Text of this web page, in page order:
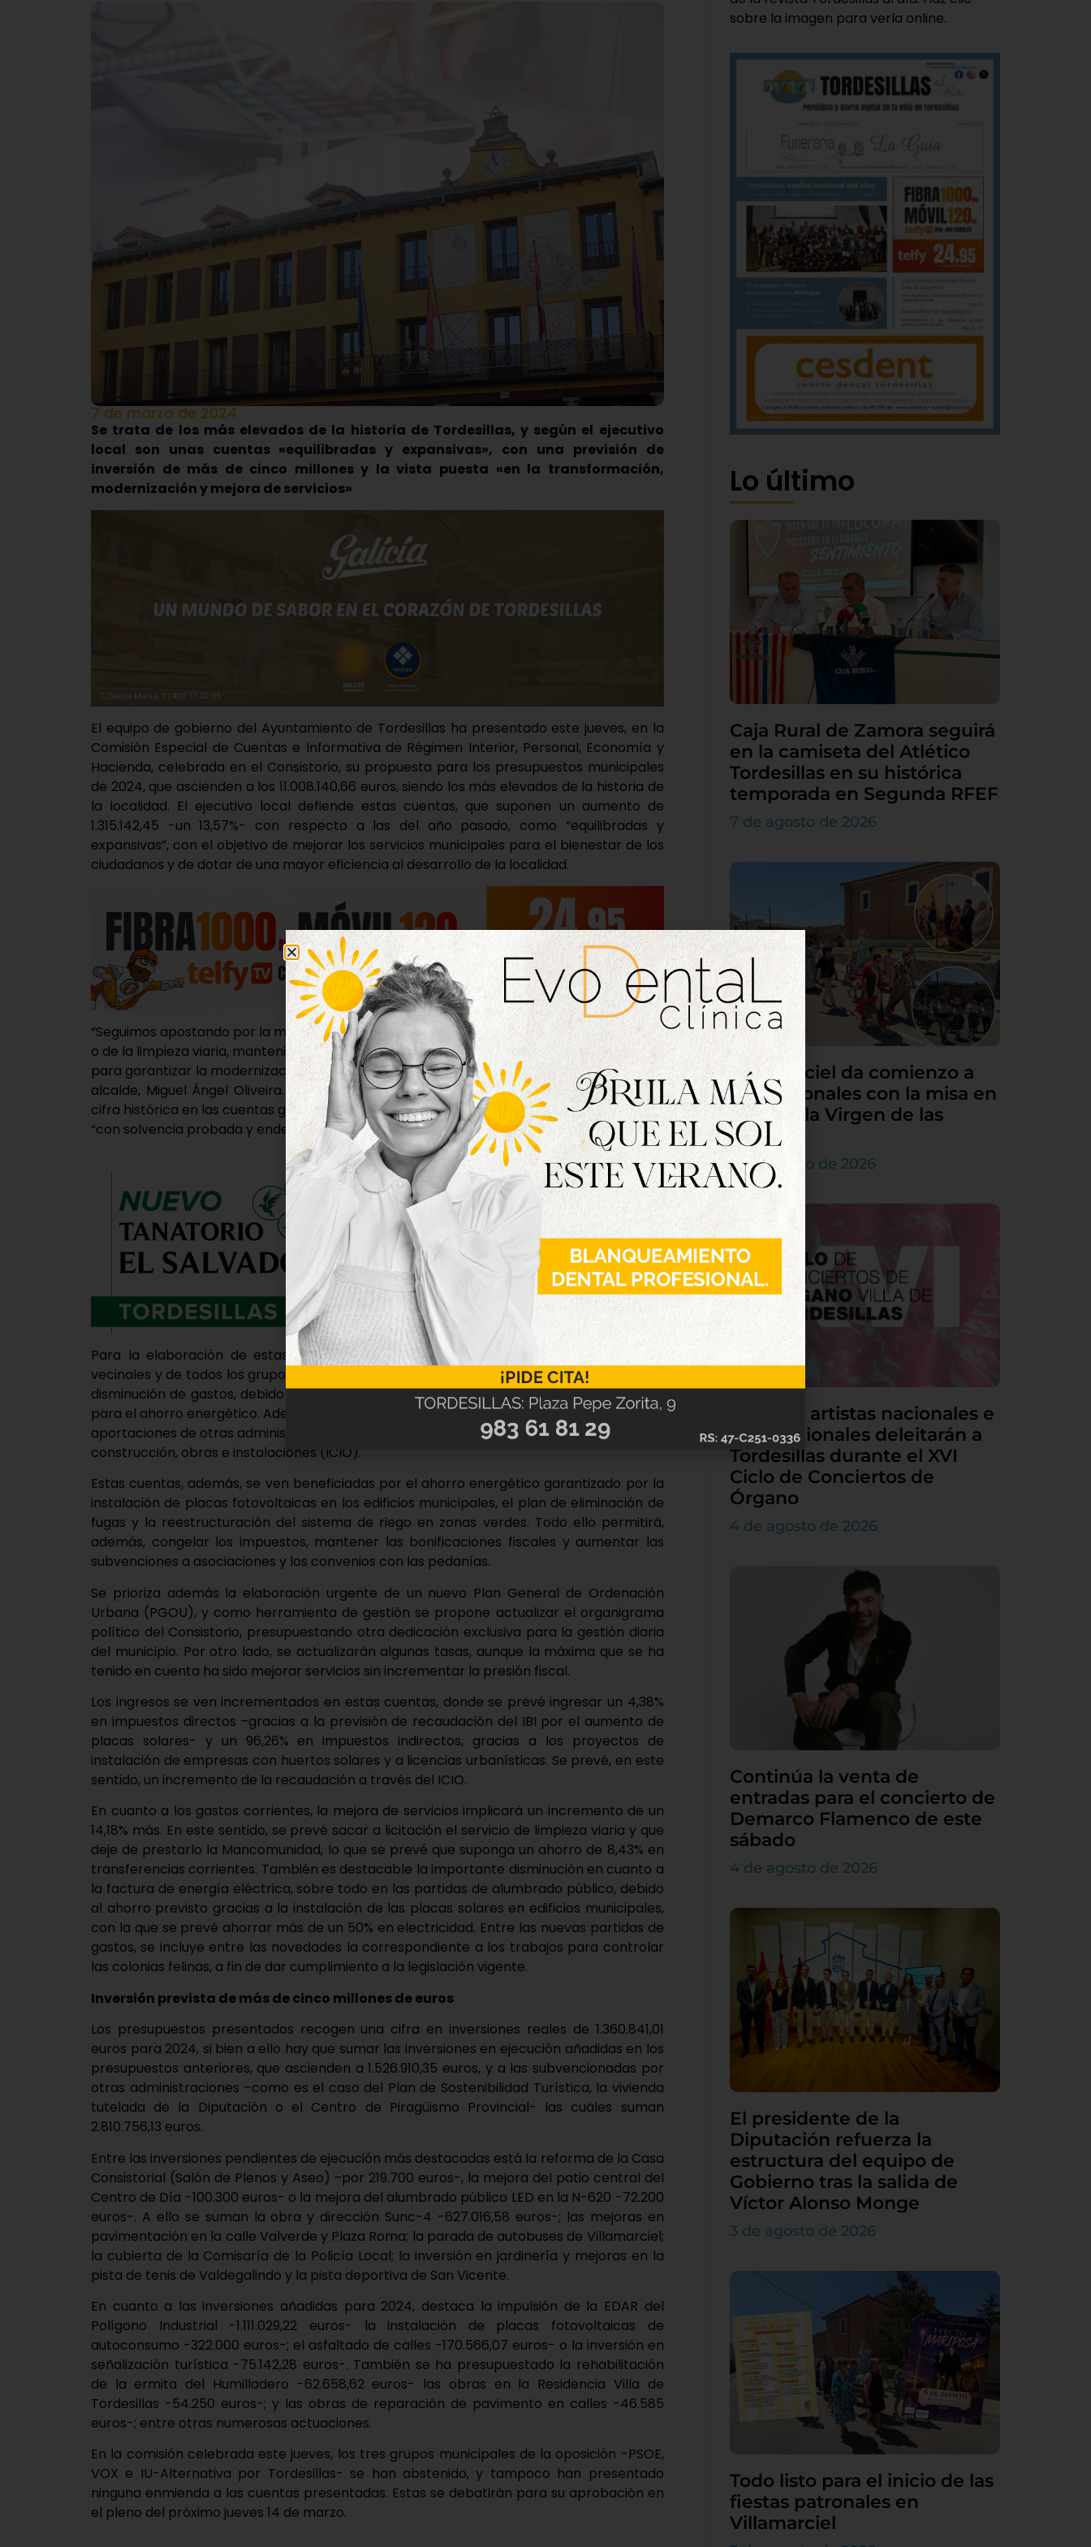
7 de marzo de 2024
Se trata de los más elevados de la historia de Tordesillas, y según el ejecutivo
local son unas cuentas «equilibradas y expansivas», con una previsión de
inversión de más de cinco millones y la vista puesta «en la transformación,
modernización y mejora de servicios»
El equipo de gobierno del Ayuntamiento de Tordesillas ha presentado este jueves, en la
Comisión Especial de Cuentas e Informativa de Régimen Interior, Personal, Economía y
Hacienda, celebrada en el Consistorio, su propuesta para los presupuestos municipales
de 2024, que ascienden a los 11.008.140,66 euros, siendo los más elevados de la historia de
la localidad. El ejecutivo local defiende estas cuentas, que suponen un aumento de
1.315.142,45 -un 13,57%- con respecto a las del año pasado, como “equilibradas y
expansivas”, con el objetivo de mejorar los servicios municipales para el bienestar de los
ciudadanos y de dotar de una mayor eficiencia al desarrollo de la localidad.
“Seguimos apostando por la mejora de servicios públicos, como en el caso de la jardinería
o de la limpieza viaria, manteniendo el impulso inversor que siempre nos ha caracterizado
para garantizar la modernización, transformación y mejora del municipio”, ha señalado el
alcalde, Miguel Ángel Oliveira. El primer edil destaca que ha sido posible alcanzar esta
cifra histórica en las cuentas gracias a la beneficiosa situación económica del Consistorio,
“con solvencia probada y endeudamiento cero”.
Para la elaboración de estas cuentas se han tenido en cuenta diversas propuestas
vecinales y de todos los grupos políticos municipales. Estas han sido posibles gracias a la
disminución de gastos, debido a la contención del gasto y a la implantación de medidas
para el ahorro energético. Además del incremento de ingresos, gracias al aumento de las
aportaciones de otras administraciones y de una mayor recaudación en impuestos sobre
construcción, obras e instalaciones (ICIO).
Estas cuentas, además, se ven beneficiadas por el ahorro energético garantizado por la
instalación de placas fotovoltaicas en los edificios municipales, el plan de eliminación de
fugas y la reestructuración del sistema de riego en zonas verdes. Todo ello permitirá,
además, congelar los impuestos, mantener las bonificaciones fiscales y aumentar las
subvenciones a asociaciones y los convenios con las pedanías.
Se prioriza además la elaboración urgente de un nuevo Plan General de Ordenación
Urbana (PGOU), y como herramienta de gestión se propone actualizar el organigrama
político del Consistorio, presupuestando otra dedicación exclusiva para la gestión diaria
del municipio. Por otro lado, se actualizarán algunas tasas, aunque la máxima que se ha
tenido en cuenta ha sido mejorar servicios sin incrementar la presión fiscal.
Los ingresos se ven incrementados en estas cuentas, donde se prevé ingresar un 4,38%
en impuestos directos –gracias a la previsión de recaudación del IBI por el aumento de
placas solares- y un 96,26% en impuestos indirectos, gracias a los proyectos de
instalación de empresas con huertos solares y a licencias urbanísticas. Se prevé, en este
sentido, un incremento de la recaudación a través del ICIO.
En cuanto a los gastos corrientes, la mejora de servicios implicará un incremento de un
14,18% más. En este sentido, se prevé sacar a licitación el servicio de limpieza viaria y que
deje de prestarlo la Mancomunidad, lo que se prevé que suponga un ahorro de 8,43% en
transferencias corrientes. También es destacable la importante disminución en cuanto a
la factura de energía eléctrica, sobre todo en las partidas de alumbrado público, debido
al ahorro previsto gracias a la instalación de las placas solares en edificios municipales,
con la que se prevé ahorrar más de un 50% en electricidad. Entre las nuevas partidas de
gastos, se incluye entre las novedades la correspondiente a los trabajos para controlar
las colonias felinas, a fin de dar cumplimiento a la legislación vigente.
Inversión prevista de más de cinco millones de euros
Los presupuestos presentados recogen una cifra en inversiones reales de 1.360.841,01
euros para 2024, si bien a ello hay que sumar las inversiones en ejecución añadidas en los
presupuestos anteriores, que ascienden a 1.526.910,35 euros, y a las subvencionadas por
otras administraciones –como es el caso del Plan de Sostenibilidad Turística, la vivienda
tutelada de la Diputación o el Centro de Piragüismo Provincial- las cuáles suman
2.810.756,13 euros.
Entre las inversiones pendientes de ejecución más destacadas está la reforma de la Casa
Consistorial (Salón de Plenos y Aseo) –por 219.700 euros-, la mejora del patio central del
Centro de Día -100.300 euros- o la mejora del alumbrado público LED en la N-620 -72.200
euros-. A ello se suman la obra y dirección Sunc-4 -627.016,58 euros-; las mejoras en
pavimentación en la calle Valverde y Plaza Roma; la parada de autobuses de Villamarciel;
la cubierta de la Comisaría de la Policía Local; la inversión en jardinería y mejoras en la
pista de tenis de Valdegalindo y la pista deportiva de San Vicente.
En cuanto a las inversiones añadidas para 2024, destaca la impulsión de la EDAR del
Polígono Industrial -1.111.029,22 euros- la instalación de placas fotovoltaicas de
autoconsumo -322.000 euros-; el asfaltado de calles -170.566,07 euros- o la inversión en
señalización turística -75.142,28 euros-. También se ha presupuestado la rehabilitación
de la ermita del Humilladero -62.658,62 euros- las obras en la Residencia Villa de
Tordesillas -54.250 euros-; y las obras de reparación de pavimento en calles -46.585
euros-; entre otras numerosas actuaciones.
En la comisión celebrada este jueves, los tres grupos municipales de la oposición -PSOE,
VOX e IU-Alternativa por Tordesillas- se han abstenido, y tampoco han presentado
ninguna enmienda a las cuentas presentadas. Estas se debatirán para su aprobación en
el pleno del próximo jueves 14 de marzo.
sobre la imagen para verla online.
Lo último
Caja Rural de Zamora seguirá
en la camiseta del Atlético
Tordesillas en su histórica
temporada en Segunda RFEF
7 de agosto de 2026
Villamarciel da comienzo a
sus patronales con la misa en
honor a la Virgen de las
Nieves
5 de agosto de 2026
Grandes artistas nacionales e
internacionales deleitarán a
Tordesillas durante el XVI
Ciclo de Conciertos de
Órgano
4 de agosto de 2026
Continúa la venta de
entradas para el concierto de
Demarco Flamenco de este
sábado
4 de agosto de 2026
El presidente de la
Diputación refuerza la
estructura del equipo de
Gobierno tras la salida de
Víctor Alonso Monge
3 de agosto de 2026
Todo listo para el inicio de las
fiestas patronales en
Villamarciel